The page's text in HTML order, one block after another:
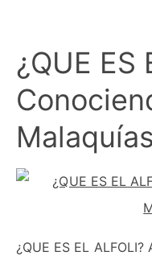
¿QUE ES
¿QUE ES EL